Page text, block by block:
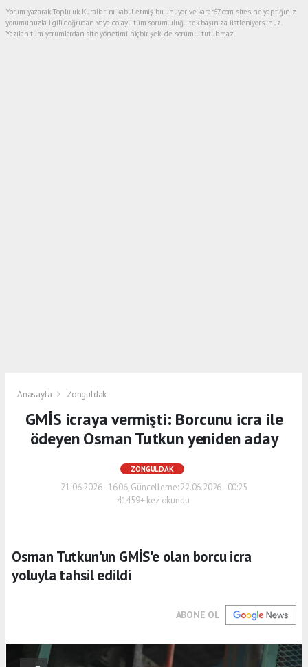
Yorum yazarak Topluluk Kuralları’nı kabul etmiş bulunuyor ve karar67.com sitesine yaptığınız
yorumunuzla ilgili doğrudan veya dolaylı tüm sorumluluğu tek başınıza üstleniyorsunuz.
Yazılan tüm yorumlardan site yönetimi hiçbir şekilde sorumlu tutulamaz.
Anasayfa Zonguldak
GMİS icraya vermişti: Borcunu icra ile
ödeyen Osman Tutkun yeniden aday
ZONGULDAK
21.06.2026 - 16:06, Güncelleme: 22.06.2026 - 00:25
41459+ kez okundu.
Osman Tutkun'un GMİS'e olan borcu icra
yoluyla tahsil edildi
ABONE OL